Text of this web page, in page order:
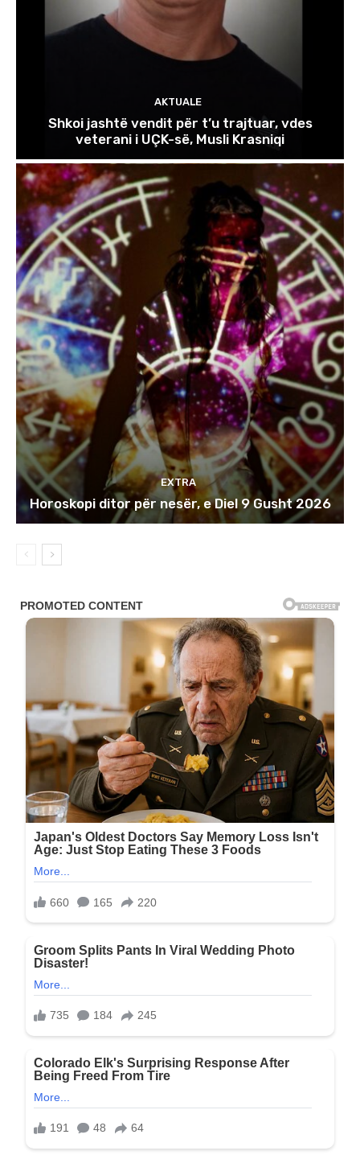
AKTUALE
Shkoi jashtë vendit për t’u trajtuar, vdes
veterani i UÇK-së, Musli Krasniqi
EXTRA
Horoskopi ditor për nesër, e Diel 9 Gusht 2026